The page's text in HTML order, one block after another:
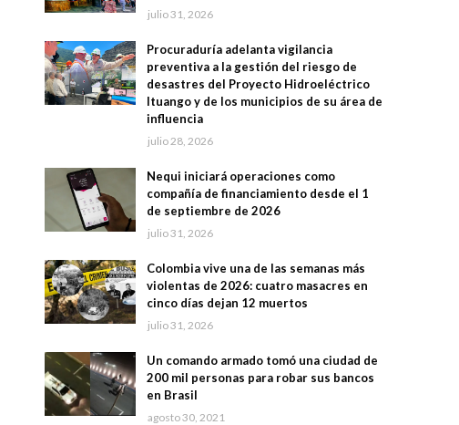
julio 31, 2026
Procuraduría adelanta vigilancia
preventiva a la gestión del riesgo de
desastres del Proyecto Hidroeléctrico
Ituango y de los municipios de su área de
influencia
julio 28, 2026
Nequi iniciará operaciones como
compañía de financiamiento desde el 1
de septiembre de 2026
julio 31, 2026
Colombia vive una de las semanas más
violentas de 2026: cuatro masacres en
cinco días dejan 12 muertos
julio 31, 2026
Un comando armado tomó una ciudad de
200 mil personas para robar sus bancos
en Brasil
agosto 30, 2021